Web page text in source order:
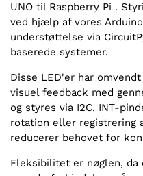
UNO til Raspberry Pi .
ved hjælp af vores
understøttelse via
baserede systemer.
Disse LED'er har
visuel feedback med
og styres via I2C. INT-
rotation eller registrering
reducerer behovet for
Fleksibilitet er nøglen,